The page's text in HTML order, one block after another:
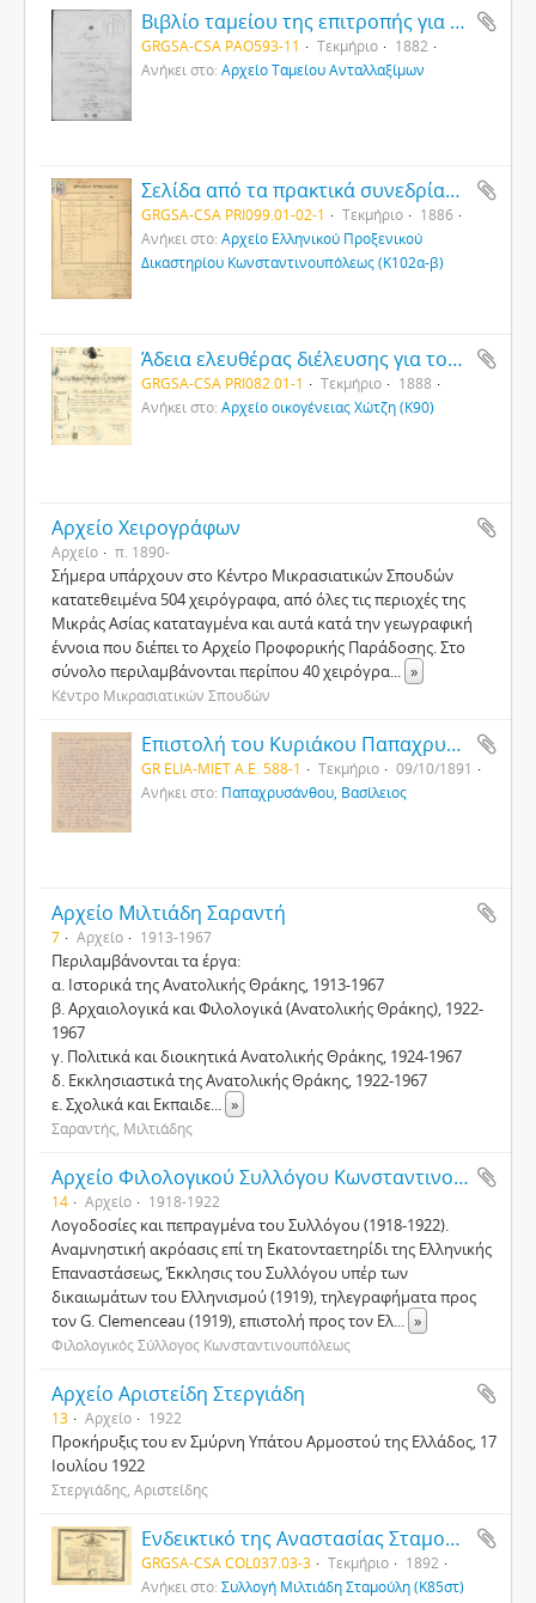
Βιβλίο ταμείου της επιτροπής για την ανέγερση της εκκλησίας του Αγίου Γεωργίου Παντειχίου
GRGSA-CSA PAO593-11 Τεκμήριο
1882
Ανήκει στο: Αρχείο Ταμείου Ανταλλαξίμων
Σελίδα από τα πρακτικά συνεδρίασης του Ελληνικού Προξενικού Δικαστηρίου Κωνσταντινούπολης
GRGSA-CSA PRI099.01-02-1 Τεκμήριο
1886
Ανήκει στο: Αρχείο Ελληνικού Προξενικού
Δικαστηρίου Κωνσταντινουπόλεως (Κ102α-β)
Άδεια ελευθέρας διέλευσης για τον Οθωμανό υπήκοο Χώτζη
GRGSA-CSA PRI082.01-1 Τεκμήριο
1888
Ανήκει στο: Αρχείο οικογένειας Χώτζη (Κ90)
Αρχείο Χειρογράφων
Αρχείο π. 1890-
Σήμερα υπάρχουν στο Κέντρο Μικρασιατικών Σπουδών
κατατεθειμένα 504 χειρόγραφα, από όλες τις περιοχές της
Μικράς Ασίας καταταγμένα και αυτά κατά την γεωγραφική
έννοια που διέπει το Αρχείο Προφορικής Παράδοσης. Στο
σύνολο περιλαμβάνονται περίπου 40 χειρόγρα... »
Κέντρο Μικρασιατικών Σπουδών
Επιστολή του Κυριάκου Παπαχρυσάνθου προς τον αδελφό του Βασίλειο στα καραμανλίδικα
GR ELIA-MIET Α.Ε. 588-1 Τεκμήριο
09/10/1891
Ανήκει στο: Παπαχρυσάνθου, Βασίλειος
Αρχείο Μιλτιάδη Σαραντή
7 Αρχείο 1913-1967
Περιλαμβάνονται τα έργα:
α. Ιστορικά της Ανατολικής Θράκης, 1913-1967
β. Αρχαιολογικά και Φιλολογικά (Ανατολικής Θράκης), 1922-
1967
γ. Πολιτικά και διοικητικά Ανατολικής Θράκης, 1924-1967
δ. Εκκλησιαστικά της Ανατολικής Θράκης, 1922-1967
ε. Σχολικά και Εκπαιδε... »
Σαραντής, Μιλτιάδης
Αρχείο Φιλολογικού Συλλόγου Κωνσταντινουπόλεως
14 Αρχείο 1918-1922
Λογοδοσίες και πεπραγμένα του Συλλόγου (1918-1922).
Αναμνηστική ακρόασις επί τη Εκατονταετηρίδι της Ελληνικής
Επαναστάσεως, Έκκλησις του Συλλόγου υπέρ των
δικαιωμάτων του Ελληνισμού (1919), τηλεγραφήματα προς
τον G. Clemenceau (1919), επιστολή προς τον Ελ... »
Φιλολογικός Σύλλογος Κωνσταντινουπόλεως
Αρχείο Αριστείδη Στεργιάδη
13 Αρχείο 1922
Προκήρυξις του εν Σμύρνη Υπάτου Αρμοστού της Ελλάδος, 17
Ιουλίου 1922
Στεργιάδης, Αριστείδης
Ενδεικτικό της Αναστασίας Σταμούλη από το Ζάππειο Παρθεναγωγείο Κωνσταντινούπολης
GRGSA-CSA COL037.03-3 Τεκμήριο
1892
Ανήκει στο: Συλλογή Μιλτιάδη Σταμούλη (Κ85στ)